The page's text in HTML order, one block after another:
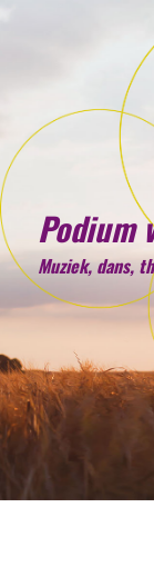
Podium
Muziek, dans,